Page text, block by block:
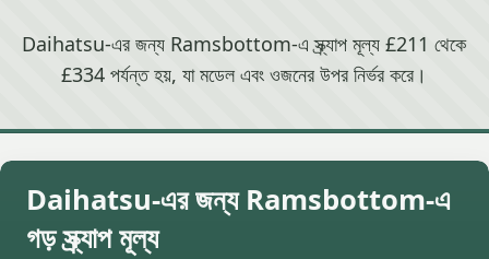
Daihatsu-এর জন্য Ramsbottom-এ স্ক্র্যাপ মূল্য £211 থেকে
£334 পর্যন্ত হয়, যা মডেল এবং ওজনের উপর নির্ভর করে।
Daihatsu-এর জন্য Ramsbottom-এ
গড় স্ক্র্যাপ মূল্য